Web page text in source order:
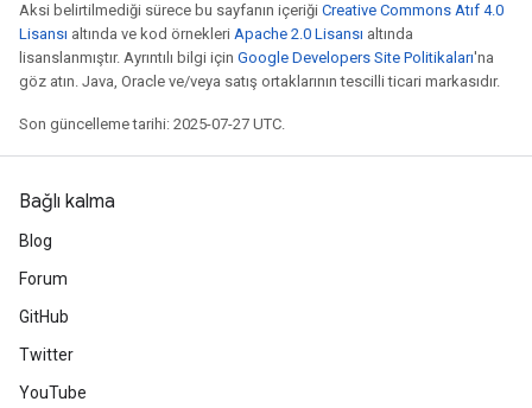
Aksi belirtilmediği sürece bu sayfanın içeriği Creative Commons Atıf 4.0
Lisansı altında ve kod örnekleri Apache 2.0 Lisansı altında
lisanslanmıştır. Ayrıntılı bilgi için Google Developers Site Politikaları'na
göz atın. Java, Oracle ve/veya satış ortaklarının tescilli ticari markasıdır.
Son güncelleme tarihi: 2025-07-27 UTC.
Bağlı kalma
Blog
Forum
GitHub
Twitter
YouTube